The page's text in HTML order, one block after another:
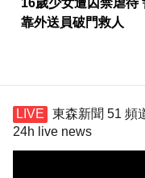
靠外送員破門救人
東森新聞 51 頻
24h live news